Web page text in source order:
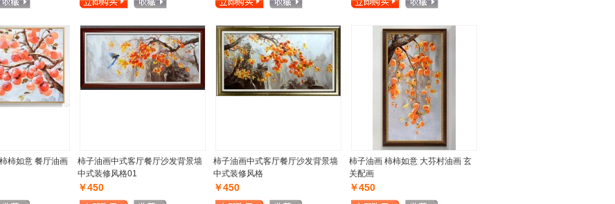
柿如意 餐厅油画
柿子油画中式客厅餐厅沙发背景墙
中式装修风格01
￥450
柿子油画中式客厅餐厅沙发背景墙
中式装修风格
￥450
柿子油画 柿柿如意 大芬村油画 玄
关配画
￥450